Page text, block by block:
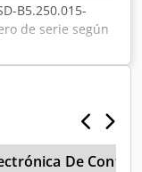
B5.250.015-
de serie según
152 x 152
mm, usado, con
por
Crjdpfxsi D E Uxs
De Control